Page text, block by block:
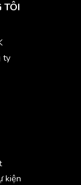
TÔI
ty
kiện